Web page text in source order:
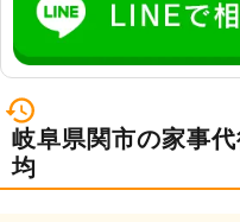
岐阜県関市の家事
均